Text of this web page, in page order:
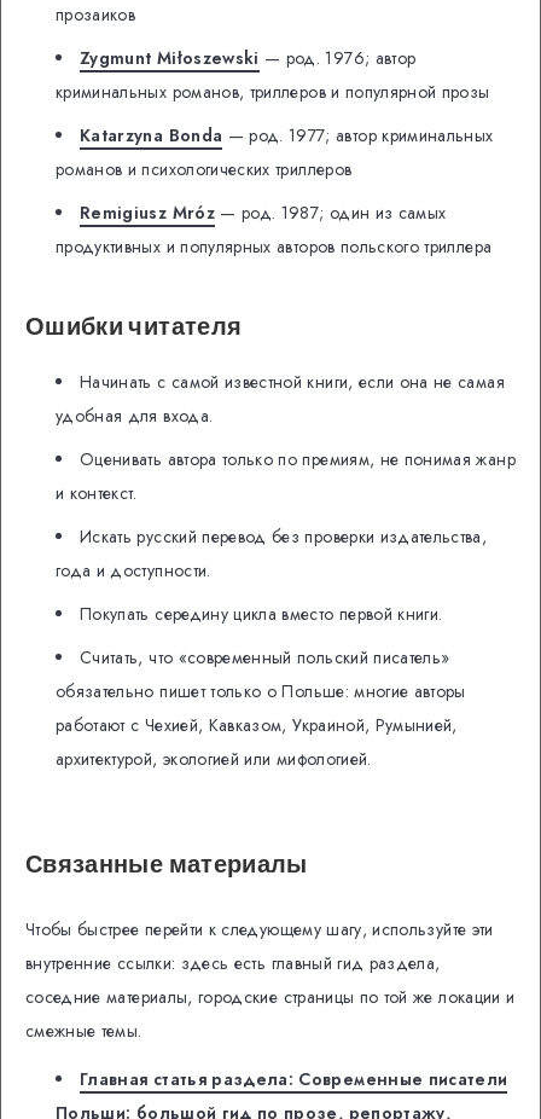
прозаиков
Zygmunt Miłoszewski — род. 1976; автор
криминальных романов, триллеров и популярной прозы
Katarzyna Bonda — род. 1977; автор криминальных
романов и психологических триллеров
Remigiusz Mróz— род. 1987; один из самых
продуктивных и популярных авторов польского триллера
Ошибки читателя
Начинать с самой известной книги, если она не самая
удобная для входа.
Оценивать автора только по премиям, не понимая жанр
и контекст.
Искать русский перевод без проверки издательства,
года и доступности.
Покупать середину цикла вместо первой книги.
Считать, что «современный польский писатель»
обязательно пишет только о Польше: многие авторы
работают с Чехией, Кавказом, Украиной, Румынией,
архитектурой, экологией или мифологией.
Связанные материалы
Чтобы быстрее перейти к следующему шагу, используйте эти
внутренние ссылки: здесь есть главный гид раздела,
соседние материалы, городские страницы по той же локации и
смежные темы.
Главная статья раздела: Современные писатели
Польши: большой гид по прозе, репортажу,